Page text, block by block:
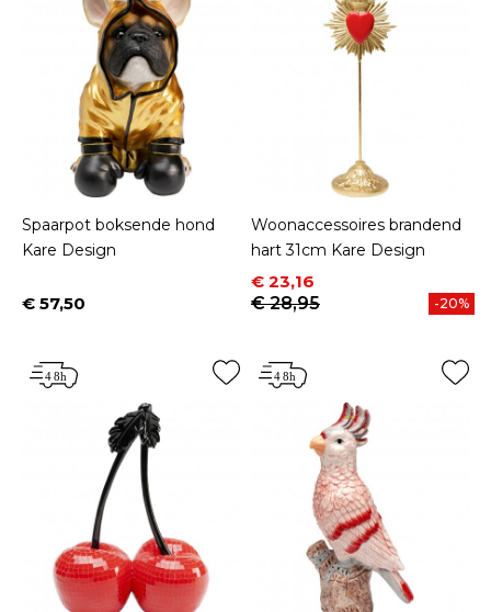
Spaarpot boksende hond
Kare Design
Prijs
€ 57,50
Woonaccessoires brandend
hart 31cm Kare Design
Prijs
€ 23,16
Normale prijs
€ 28,95
-20%